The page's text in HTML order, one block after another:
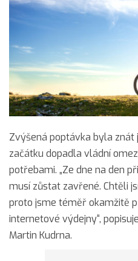
Zvýšená poptávka byla znát
začátku dopadla vládní
potřebami. „Ze dne na den
musí zůstat zavřené. Chtěli
proto jsme téměř okamžitě
internetové výdejny“,
Martin Kudrna.